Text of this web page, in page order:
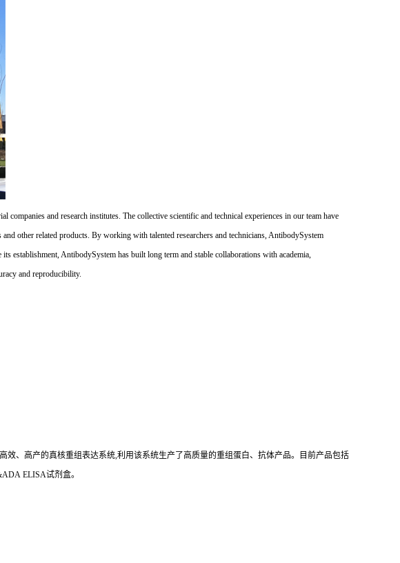
and research institutes. The collective scientific and technical experiences in our team have
other related products. By working with talented researchers and technicians, AntibodySystem
establishment, AntibodySystem has built long term and stable collaborations with academia,
and reproducibility.
效、高产的真核重组表达系统,利用该系统生产了高质量的重组蛋白、抗体产品。目前产品包括
ELISA试剂盒。